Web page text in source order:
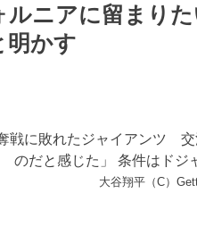
ルニアに留まり
明かす
大谷翔平（C）